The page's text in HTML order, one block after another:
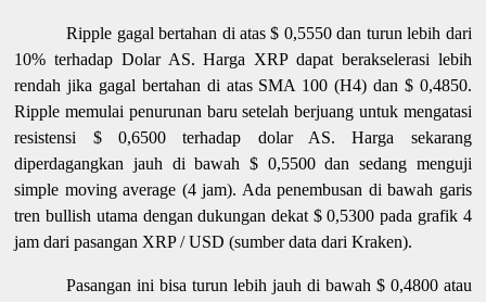
Ripple gagal bertahan di atas $ 0,5550 dan turun lebih dari
10% terhadap Dolar AS. Harga XRP dapat berakselerasi lebih
rendah jika gagal bertahan di atas SMA 100 (H4) dan $ 0,4850.
Ripple memulai penurunan baru setelah berjuang untuk mengatasi
resistensi $ 0,6500 terhadap dolar AS. Harga sekarang
diperdagangkan jauh di bawah $ 0,5500 dan sedang menguji
simple moving average (4 jam). Ada penembusan di bawah garis
tren bullish utama dengan dukungan dekat $ 0,5300 pada grafik 4
jam dari pasangan XRP / USD (sumber data dari Kraken).
Pasangan ini bisa turun lebih jauh di bawah $ 0,4800 atau